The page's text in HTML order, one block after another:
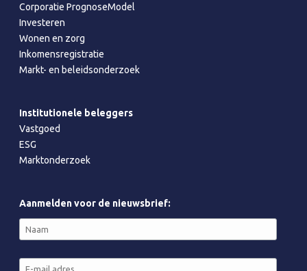
Corporatie PrognoseModel
Investeren
Wonen en zorg
Inkomensregistratie
Markt- en beleidsonderzoek
Institutionele beleggers
Vastgoed
ESG
Marktonderzoek
Aanmelden voor de nieuwsbrief: